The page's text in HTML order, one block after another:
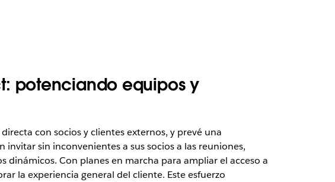
potenciando equipos y
con socios y clientes externos, y prevé una
sin inconvenientes a sus socios a las reuniones,
Con planes en marcha para ampliar el acceso a
la experiencia general del cliente. Este esfuerzo